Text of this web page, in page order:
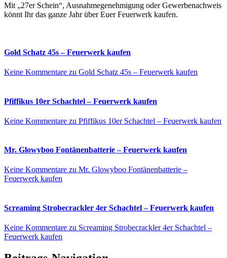
Mit „27er Schein“, Ausnahmegenehmigung oder Gewerbenachweis
könnt Ihr das ganze Jahr über Euer Feuerwerk kaufen.
Gold Schatz 45s – Feuerwerk kaufen
Keine Kommentare zu Gold Schatz 45s – Feuerwerk kaufen
Pfiffikus 10er Schachtel – Feuerwerk kaufen
Keine Kommentare zu Pfiffikus 10er Schachtel – Feuerwerk kaufen
Mr. Glowyboo Fontänenbatterie – Feuerwerk kaufen
Keine Kommentare zu Mr. Glowyboo Fontänenbatterie –
Feuerwerk kaufen
Screaming Strobecrackler 4er Schachtel – Feuerwerk kaufen
Keine Kommentare zu Screaming Strobecrackler 4er Schachtel –
Feuerwerk kaufen